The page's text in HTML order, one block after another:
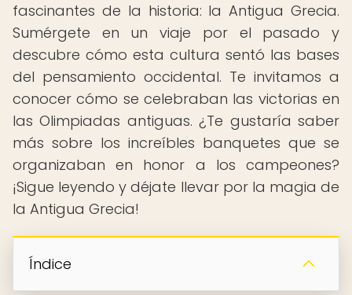
fascinantes de la historia: la Antigua Grecia.
Sumérgete en un viaje por el pasado y
descubre cómo esta cultura sentó las bases
del pensamiento occidental. Te invitamos a
conocer cómo se celebraban las victorias en
las Olimpiadas antiguas. ¿Te gustaría saber
más sobre los increíbles banquetes que se
organizaban en honor a los campeones?
¡Sigue leyendo y déjate llevar por la magia de
la Antigua Grecia!
Índice